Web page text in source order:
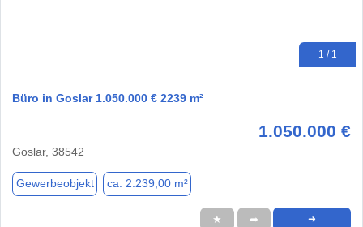
1 / 1
Büro in Goslar 1.050.000 € 2239 m²
1.050.000 €
Goslar, 38542
Gewerbeobjekt ca. 2.239,00 m²
★ ➦ ➜